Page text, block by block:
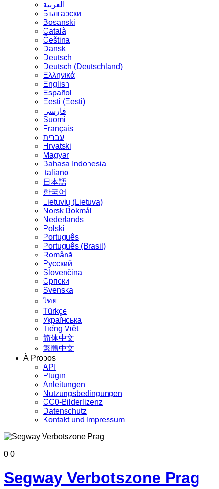
العربية
Български
Bosanski
Сatalà
Čeština
Dansk
Deutsch
Deutsch (Deutschland)
Ελληνικά
English
Español
Eesti (Eesti)
فارسی
Suomi
Français
עברית
Hrvatski
Magyar
Bahasa Indonesia
Italiano
日本語
한국어
Lietuvių (Lietuva)
‪Norsk Bokmål‬
Nederlands
Polski
Português
Português (Brasil)
Română
Русский
Slovenčina
Српски
Svenska
ไทย
Türkçe
Українська
Tiếng Việt
简体中文
繁體中文
À Propos
API
Plugin
Anleitungen
Nutzungsbedingungen
CC0-Bilderlizenz
Datenschutz
Kontakt und Impressum
0 0
Segway Verbotszone Prag